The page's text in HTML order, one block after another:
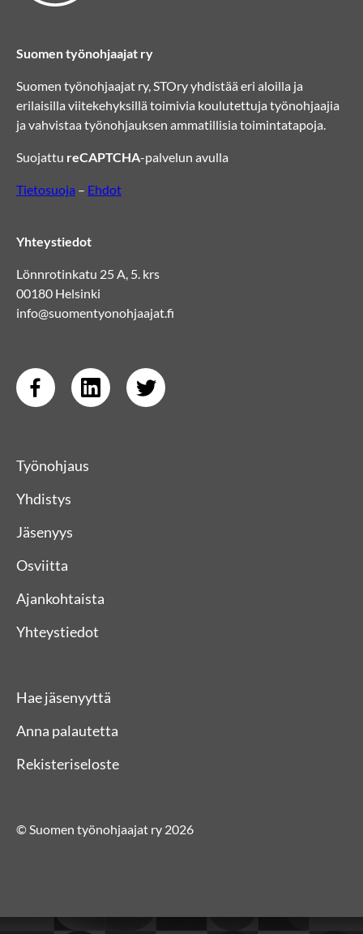
Suomen työnohjaajat ry
Suomen työnohjaajat ry, STOry yhdistää eri aloilla ja
erilaisilla viitekehyksillä toimivia koulutettuja työnohjaajia
ja vahvistaa työnohjauksen ammatillisia toimintatapoja.
Suojattu reCAPTCHA-palvelun avulla
Tietosuoja – Ehdot
Yhteystiedot
Lönnrotinkatu 25 A, 5. krs
00180 Helsinki
info@suomentyonohjaajat.fi
Työnohjaus
Yhdistys
Jäsenyys
Osviitta
Ajankohtaista
Yhteystiedot
Hae jäsenyyttä
Anna palautetta
Rekisteriseloste
© Suomen työnohjaajat ry 2026